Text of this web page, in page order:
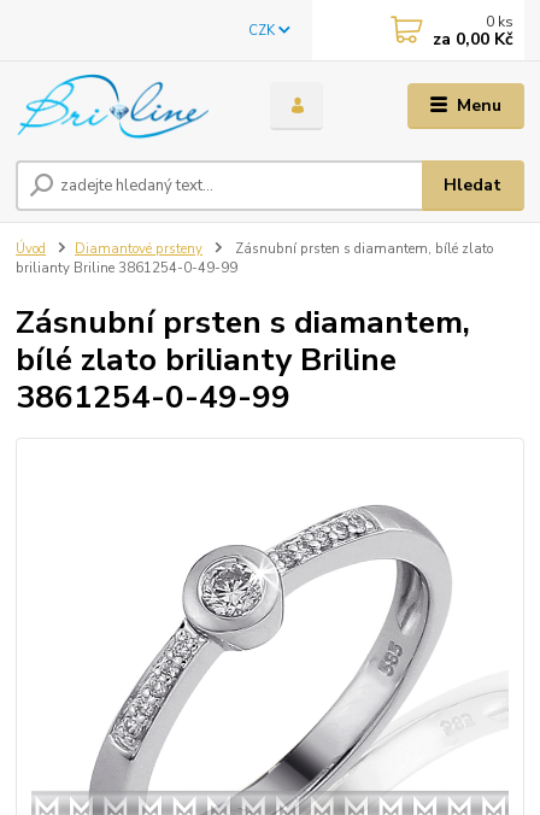
Menu
CZK
Hledat
0 ks
za 0,00 Kč
Úvod Diamantové prsteny
Zásnubní prsten s diamantem, bílé zlato
brilianty Briline 3861254-0-49-99
Zásnubní prsten s diamantem,
bílé zlato brilianty Briline
3861254-0-49-99